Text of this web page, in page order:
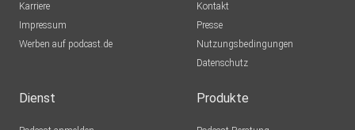
Karriere
Impressum
Werben auf podcast.de
Kontakt
Presse
Nutzungsbedingungen
Datenschutz
Dienst Produkte